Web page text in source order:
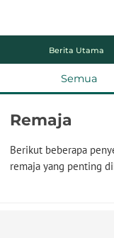
Berita Utama
Semua
Remaja
Berikut beberapa
remaja yang penting